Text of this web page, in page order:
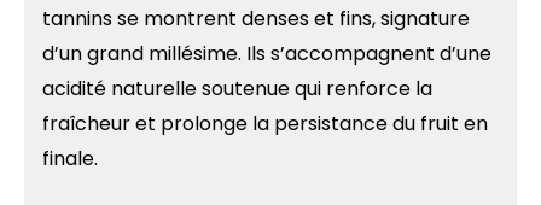
tannins se montrent denses et fins, signature
d’un grand millésime. Ils s’accompagnent d’une
acidité naturelle soutenue qui renforce la
fraîcheur et prolonge la persistance du fruit en
finale.